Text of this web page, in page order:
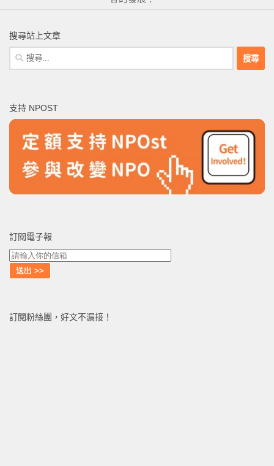
搜尋站上文章
搜
尋
字:
支持 NPOST
訂閱電子報
訂閱粉絲團，好文不漏接！